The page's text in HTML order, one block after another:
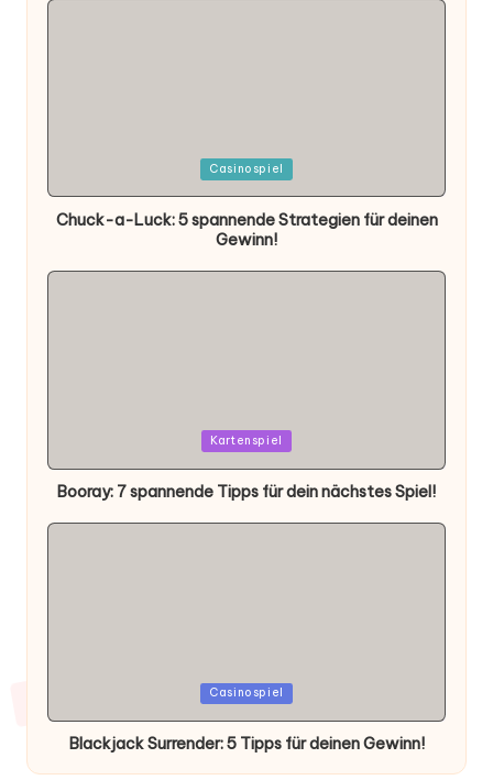
Casinospiel
Chuck-a-Luck: 5 spannende Strategien für deinen
Gewinn!
Kartenspiel
Booray: 7 spannende Tipps für dein nächstes Spiel!
Casinospiel
Blackjack Surrender: 5 Tipps für deinen Gewinn!